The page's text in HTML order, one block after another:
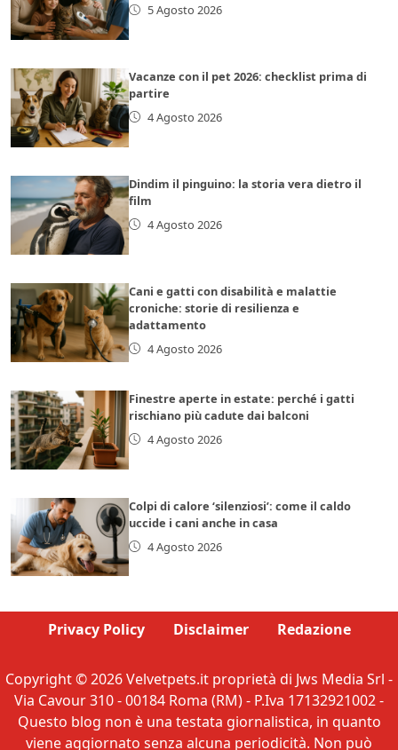
5 Agosto 2026
Vacanze con il pet 2026: checklist prima di
partire
4 Agosto 2026
Dindim il pinguino: la storia vera dietro il
film
4 Agosto 2026
Cani e gatti con disabilità e malattie
croniche: storie di resilienza e
adattamento
4 Agosto 2026
Finestre aperte in estate: perché i gatti
rischiano più cadute dai balconi
4 Agosto 2026
Colpi di calore ‘silenziosi’: come il caldo
uccide i cani anche in casa
4 Agosto 2026
Privacy Policy Disclaimer Redazione
Copyright © 2026 Velvetpets.it proprietà di Jws Media Srl -
Via Cavour 310 - 00184 Roma (RM) - P.Iva 17132921002 -
Questo blog non è una testata giornalistica, in quanto
viene aggiornato senza alcuna periodicità. Non può